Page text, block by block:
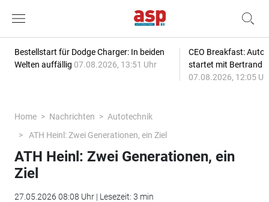
Bestellstart für Dodge Charger: In beiden
Welten auffällig 07.08.2026, 13:51 Uhr
CEO Breakfast:
startet mit Bertrand
07.08.2026, 12:05
Home Nachrichten
Autotechnik
ATH Heinl: Zwei Generationen, ein Ziel
ATH Heinl: Zwei Generationen, ein
Ziel
27.05.2026 08:08 Uhr | Lesezeit: 3 min